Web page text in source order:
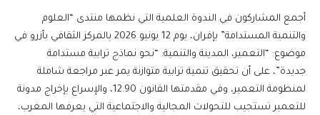
أجمع المشاركون في الندوة العلمية التي نظمها منتدى “العلوم
والتنمية المستدامة” بإفران، يوم 12 يونيو 2026 بالمركز الثقافي بأزرو في
موضوع: “التعمير، المدينة والتنمية: “نحو نماذج ترابية مستدامة
جديدة”، على أن تحقيق تنمية ترابية متوازنة يمر عبر مراجعة شاملة
لمنظومة التعمير، وفي مقدمتها القانون 12.90، والإسراع بإخراج مدونة
للتعمير تستجيب للتحولات المجالية والاجتماعية التي يعرفها المغرب،